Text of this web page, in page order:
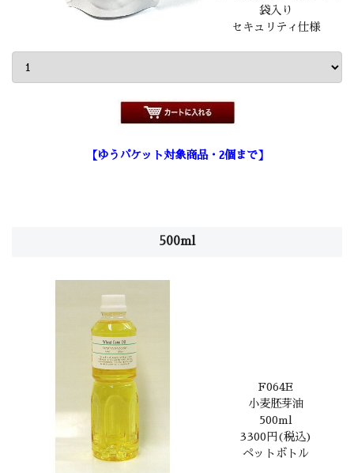
袋入り
セキュリティ仕様
【ゆうパケット対象商品・2個まで】
500ml
F064E
小麦胚芽油
500ml
3300円(税込)
ペットボトル